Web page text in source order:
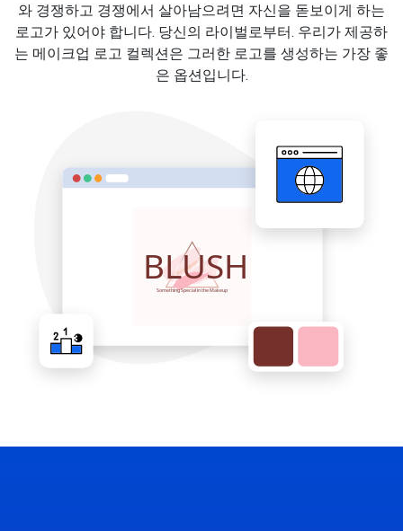
와 경쟁하고 경쟁에서 살아남으려면 자신을 돋보이게 하는
로고가 있어야 합니다. 당신의 라이벌로부터. 우리가 제공하
는 메이크업 로고 컬렉션은 그러한 로고를 생성하는 가장 좋
은 옵션입니다.